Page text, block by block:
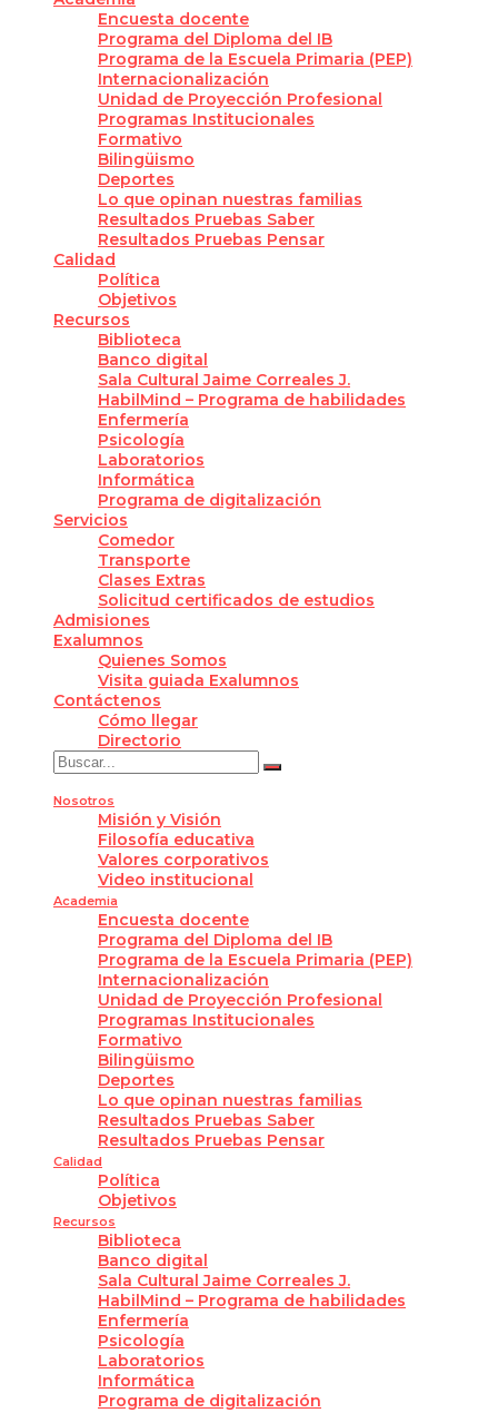
Encuesta docente
Programa del Diploma del IB
Programa de la Escuela Primaria (PEP)
Internacionalización
Unidad de Proyección Profesional
Programas Institucionales
Formativo
Bilingüismo
Deportes
Lo que opinan nuestras familias
Resultados Pruebas Saber
Resultados Pruebas Pensar
Calidad
Política
Objetivos
Recursos
Biblioteca
Banco digital
Sala Cultural Jaime Correales J.
HabilMind – Programa de habilidades
Enfermería
Psicología
Laboratorios
Informática
Programa de digitalización
Servicios
Comedor
Transporte
Clases Extras
Solicitud certificados de estudios
Admisiones
Exalumnos
Quienes Somos
Visita guiada Exalumnos
Contáctenos
Cómo llegar
Directorio
Nosotros
Misión y Visión
Filosofía educativa
Valores corporativos
Video institucional
Academia
Encuesta docente
Programa del Diploma del IB
Programa de la Escuela Primaria (PEP)
Internacionalización
Unidad de Proyección Profesional
Programas Institucionales
Formativo
Bilingüismo
Deportes
Lo que opinan nuestras familias
Resultados Pruebas Saber
Resultados Pruebas Pensar
Calidad
Política
Objetivos
Recursos
Biblioteca
Banco digital
Sala Cultural Jaime Correales J.
HabilMind – Programa de habilidades
Enfermería
Psicología
Laboratorios
Informática
Programa de digitalización